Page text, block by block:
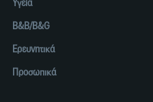
Υγεία
B&B/B&G
Ερευνητικά
Προσωπικά